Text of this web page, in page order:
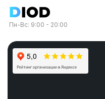
Пн-Вс: 9:00 - 20:00